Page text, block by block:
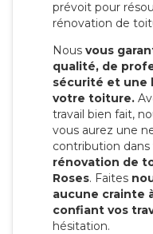
prévoit pour
rénovation de
Nous vous
qualité, de
sécurité et une
votre toiture.
travail bien fait,
vous aurez une
contribution
rénovation de
Roses. Faites
aucune crainte
confiant vos
hésitation.